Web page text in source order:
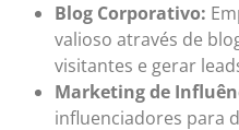
Blog Corporativo:
valioso através de
visitantes e gerar
Marketing de
influenciadores para